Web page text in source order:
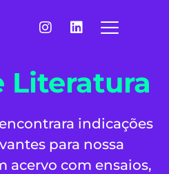
Literatura
indicações
para nossa
acervo com ensaios,